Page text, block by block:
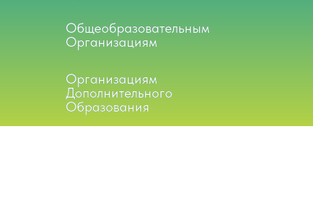
Общеобразовательным
Организациям
Общеобразовательным
Организациям
Организациям
Дополнительного
Образования
Организациям
Дополнительного
Образования